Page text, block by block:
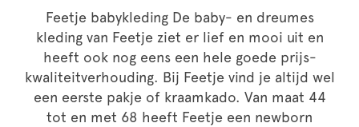
Feetje babykleding De baby- en dreumes
kleding van Feetje ziet er lief en mooi uit en
heeft ook nog eens een hele goede prijs-
kwaliteitverhouding. Bij Feetje vind je altijd wel
een eerste pakje of kraamkado. Van maat 44
tot en met 68 heeft Feetje een newborn